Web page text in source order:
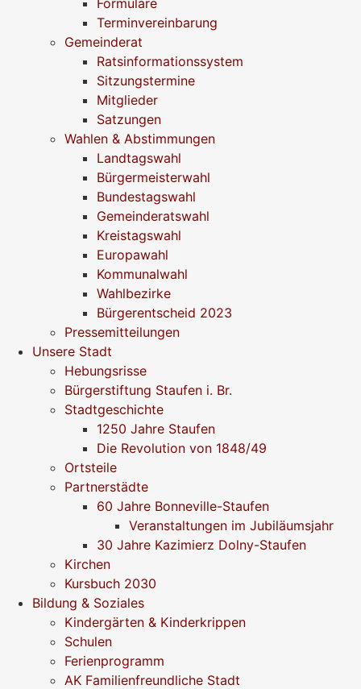
Terminvereinbarung
Gemeinderat
Ratsinformationssystem
Sitzungstermine
Mitglieder
Satzungen
Wahlen & Abstimmungen
Landtagswahl
Bürgermeisterwahl
Bundestagswahl
Gemeinderatswahl
Kreistagswahl
Europawahl
Kommunalwahl
Wahlbezirke
Bürgerentscheid 2023
Pressemitteilungen
Unsere Stadt
Hebungsrisse
Bürgerstiftung Staufen i. Br.
Stadtgeschichte
1250 Jahre Staufen
Die Revolution von 1848/49
Ortsteile
Partnerstädte
60 Jahre Bonneville-Staufen
Veranstaltungen im Jubiläumsjahr
30 Jahre Kazimierz Dolny-Staufen
Kirchen
Kursbuch 2030
Bildung & Soziales
Kindergärten & Kinderkrippen
Schulen
Ferienprogramm
AK Familienfreundliche Stadt